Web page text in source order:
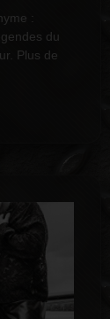
:
du
Plus de